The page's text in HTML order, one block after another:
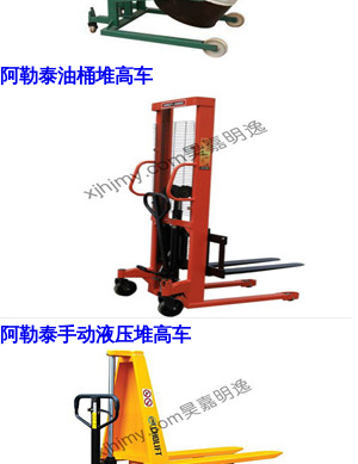
阿勒泰油桶堆高车
阿勒泰手动液压堆高车